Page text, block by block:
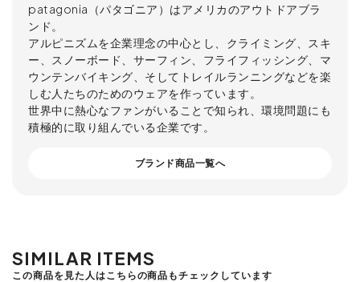
patagonia（パタゴニア）はアメリカのアウトドアブラ
ンド。
アルピニズムを企業理念の中心とし、クライミング、スキ
ー、スノーボード、サーフィン、フライフィッシング、マ
ウンテンバイキング、そしてトレイルランニングなどを楽
しむ人たちのためのウェアを作っています。
世界中に熱心なファンがいることで知られ、環境問題にも
積極的に取り組んでいる企業です。
ブランド商品一覧へ
SIMILAR ITEMS
この商品を見た人はこちらの商品もチェックしています